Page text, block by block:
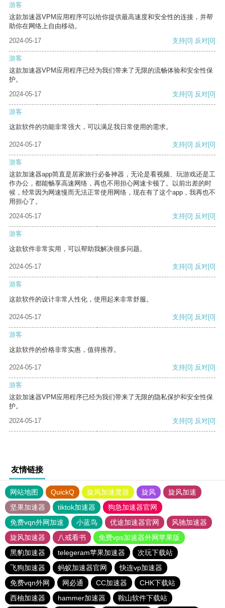
游客
这款加速器VPM应用程序可以给你提供最高速度和安全性的连接，并帮
助你在网络上自由移动。
2024-05-17
支持[0] 反对[0]
游客
这款加速器VPM应用程序已经为我们带来了无限的流畅体验和安全性保
护。
2024-05-17
支持[0] 反对[0]
游客
这款软件的功能非常强大，可以满足我日常使用的需求。
2024-05-17 支持[0] 反对[0]
游客
这款加速器app简直是居家旅行必备神器，无论是看视频、玩游戏还是工
作办公，都能畅享高速网络，再也不用担心网速卡顿了。以前出差的时
候，经常因为网速慢而无法正常使用网络，现在有了这个app，我再也不
用担心了。
2024-05-17
支持[0] 反对[0]
游客
这款软件非常实用，可以帮助我解决很多问题。
2024-05-17 支持[0] 反对[0]
游客
这款软件的设计非常人性化，使用起来非常舒服。
2024-05-17 支持[0] 反对[0]
游客
这款软件的价格非常实惠，值得推荐。
2024-05-17 支持[0] 反对[0]
游客
这款加速器VPM应用程序已经为我们带来了无限的隐私保护和安全性保
护。
2024-05-17
支持[0] 反对[0]
友情链接
网站地图 QuickQ 旋风加速度器 旋风
旋风加速
坚果加速器
tiktok加速器
狗急加速器官网
免费vqn外网加速
小蓝鸟 优途加速器官网
风驰加速器
旋风加速器
八戒看书
免费vps加速器外网苹果版
黑豹加速器
telegeram苹果加速器
次玩下载站
飞狗加速器
蚂蚁加速器官网
快连vp加速器
免费vqn外网
网必通 CC加速器
CHK下载站
西柚加速器
hammer加速器 鞍山软件下载站